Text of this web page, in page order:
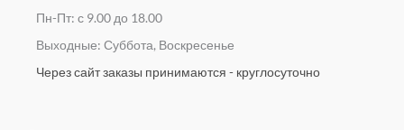
Пн-Пт: с 9.00 до 18.00
Выходные: Суббота, Воскресенье
Через сайт заказы принимаются - круглосуточно